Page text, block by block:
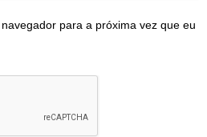
para a próxima vez que eu